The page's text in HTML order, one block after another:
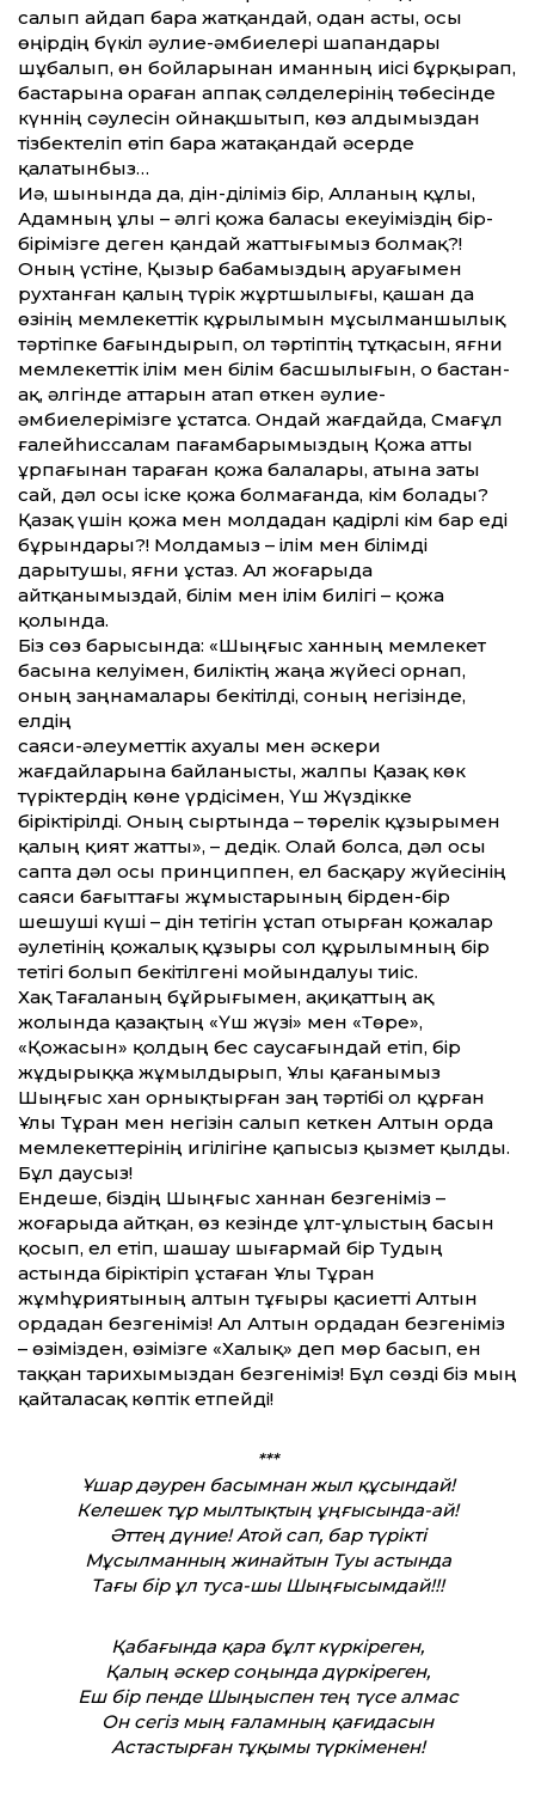
салып айдап бара жатқандай, одан асты, осы
өңірдің бүкіл әулие-әмбиелері шапандары
шұбалып, өн бойларынан иманның иісі бұрқырап,
бастарына ораған аппақ сәлделерінің төбесінде
күннің сәулесін ойнақшытып, көз алдымыздан
тізбектеліп өтіп бара жатақандай әсерде
қалатынбыз…
Иә, шынында да, дін-діліміз бір, Алланың құлы,
Адамның ұлы – әлгі қожа баласы екеуіміздің бір-
бірімізге деген қандай жаттығымыз болмақ?!
Оның үстіне, Қызыр бабамыздың аруағымен
рухтанған қалың түрік жұртшылығы, қашан да
өзінің мемлекеттік құрылымын мұсылманшылық
тәртіпке бағындырып, ол тәртіптің тұтқасын, яғни
мемлекеттік ілім мен білім басшылығын, о бастан-
ақ, әлгінде аттарын атап өткен әулие-
әмбиелерімізге ұстатса. Ондай жағдайда, Смағұл
ғалейһиссалам пағамбарымыздың Қожа атты
ұрпағынан тараған қожа балалары, атына заты
сай, дәл осы іске қожа болмағанда, кім болады?
Қазақ үшін қожа мен молдадан қадірлі кім бар еді
бұрындары?! Молдамыз – ілім мен білімді
дарытушы, яғни ұстаз. Ал жоғарыда
айтқанымыздай, білім мен ілім билігі – қожа
қолында.
Біз сөз барысында: «Шыңғыс ханның мемлекет
басына келуімен, биліктің жаңа жүйесі орнап,
оның заңнамалары бекітілді, соның негізінде,
елдің
саяси-әлеуметтік ахуалы мен әскери
жағдайларына байланысты, жалпы Қазақ көк
түріктердің көне үрдісімен, Үш Жүздікке
біріктірілді. Оның сыртында – төрелік құзырымен
қалың қият жатты», – дедік. Олай болса, дәл осы
сапта дәл осы принциппен, ел басқару жүйесінің
саяси бағыттағы жұмыстарының бірден-бір
шешуші күші – дін тетігін ұстап отырған қожалар
әулетінің қожалық құзыры сол құрылымның бір
тетігі болып бекітілгені мойындалуы тиіс.
Хақ Тағаланың бұйрығымен, ақиқат­тың ақ
жолында қазақтың «Үш жүзі» мен «Төре»,
«Қожасын» қолдың бес саусағындай етіп, бір
жұдырыққа жұмылдырып, Ұлы қағанымыз
Шыңғыс хан орнықтырған заң тәртібі ол құрған
Ұлы Тұран мен негізін салып кеткен Алтын орда
мемлекеттерінің игілігіне қапысыз қызмет қылды.
Бұл даусыз!
Ендеше, біздің Шыңғыс ханнан безгеніміз –
жоғарыда айтқан, өз кезінде ұлт-ұлыстың басын
қосып, ел етіп, шашау шығармай бір Тудың
астында біріктіріп ұстаған Ұлы Тұран
жұмһұриятының алтын тұғыры қасиетті Алтын
ордадан безгеніміз! Ал Алтын ордадан безгеніміз
– өзімізден, өзімізге «Халық» деп мөр басып, ен
таққан тарихымыздан безгеніміз! Бұл сөзді біз мың
қайталасақ көптік етпейді!
***
Ұшар дәурен басымнан жыл құсындай!
Келешек тұр мылтықтың ұңғысында-ай!
Әттең дүние! Атой сап, бар түрікті
Мұсылманның жинайтын Туы астында
Тағы бір ұл туса-шы Шыңғысымдай!!!
Қабағында қара бұлт күркіреген,
Қалың әскер соңында дүркіреген,
Еш бір пенде Шыңыспен тең түсе алмас
Он сегіз мың ғаламның қағидасын
Астастырған тұқымы түркіменен!